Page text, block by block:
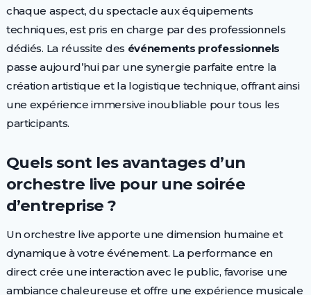
chaque aspect, du spectacle aux équipements
techniques, est pris en charge par des professionnels
dédiés. La réussite des événements professionnels
passe aujourd’hui par une synergie parfaite entre la
création artistique et la logistique technique, offrant ainsi
une expérience immersive inoubliable pour tous les
participants.
Quels sont les avantages d’un
orchestre live pour une soirée
d’entreprise ?
Un orchestre live apporte une dimension humaine et
dynamique à votre événement. La performance en
direct crée une interaction avec le public, favorise une
ambiance chaleureuse et offre une expérience musicale